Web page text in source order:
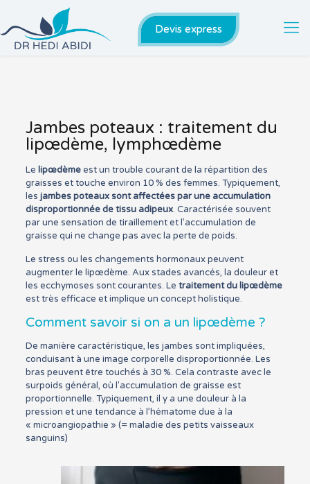
Devis express
Jambes poteaux : traitement du
lipœdème, lymphœdème
Le lipœdèmeest un trouble courant de la répartition des
graisses et touche environ 10 % des femmes. Typiquement,
les jambes poteaux sont affectées par une accumulation
disproportionnée de tissu adipeux. Caractérisée souvent
par une sensation de tiraillement et l’accumulation de
graisse qui ne change pas avec la perte de poids.
Le stress ou les changements hormonaux peuvent
augmenter le lipœdème. Aux stades avancés, la douleur et
les ecchymoses sont courantes. Le traitement du lipœdème
est très efficace et implique un concept holistique.
Comment savoir si on a un lipœdème ?
De manière caractéristique, les jambes sont impliquées,
conduisant à une image corporelle disproportionnée. Les
bras peuvent être touchés à 30 %. Cela contraste avec le
surpoids général, où l’accumulation de graisse est
proportionnelle. Typiquement, il y a une douleur à la
pression et une tendance à l’hématome due à la
« microangiopathie » (= maladie des petits vaisseaux
sanguins)